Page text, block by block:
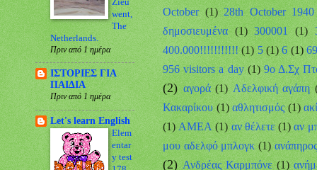
October (1) 28th October 1940
δημοσιευμένα (1) 300001 (1)
400.000!!!!!!!!!!! (1) 5 (1) 6 (1)
956 visitors a day (1) 9ο Δ.Σχ
(2) αγορά (1) Αδελφική αγάπη
Κακαρίκου (1) αθλητισμός (1)
(1) ΑΜΕΑ (1) αν θέλετε (1) αν
μου αδελφό μπλογκ (1) ανάπηρος
(2) Ανδρέας Καρμπόνε (1)
went,
The
Netherlands.
Πριν από 1 ημέρα
ΙΣΤΟΡΙΕΣ ΓΙΑ
ΠΑΙΔΙΑ
Πριν από 1 ημέρα
Let's learn English
Elem
entar
y test